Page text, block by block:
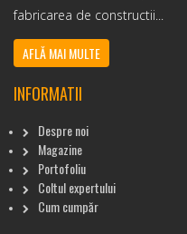
fabricarea de constructii...
AFLĂ MAI MULTE
INFORMATII
Despre noi
Magazine
Portofoliu
Coltul expertului
Cum cumpăr